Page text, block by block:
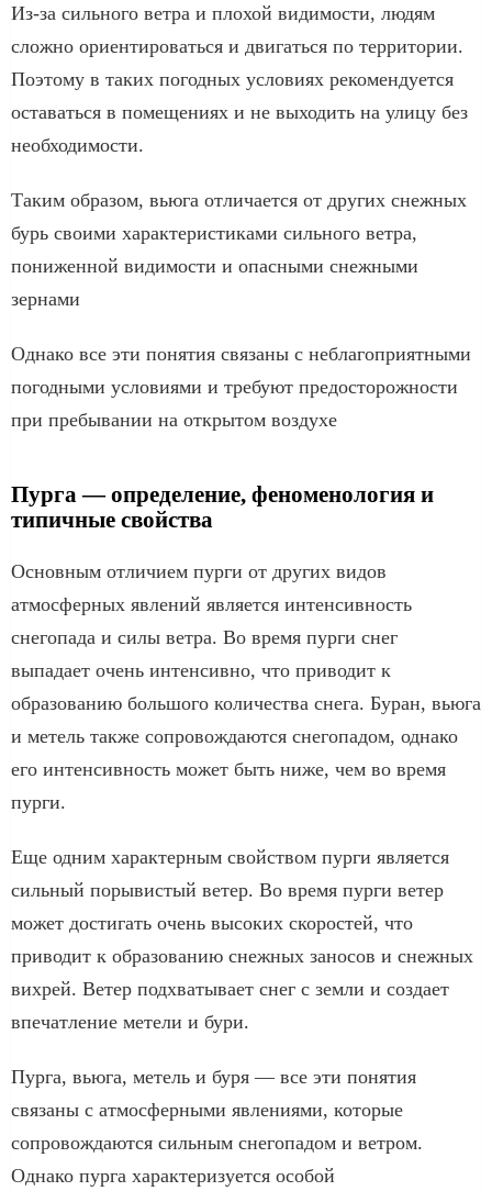
Из-за сильного ветра и плохой видимости, людям
сложно ориентироваться и двигаться по территории.
Поэтому в таких погодных условиях рекомендуется
оставаться в помещениях и не выходить на улицу без
необходимости.
Таким образом, вьюга отличается от других снежных
бурь своими характеристиками сильного ветра,
пониженной видимости и опасными снежными
зернами
Однако все эти понятия связаны с неблагоприятными
погодными условиями и требуют предосторожности
при пребывании на открытом воздухе
Пурга — определение, феноменология и
типичные свойства
Основным отличием пурги от других видов
атмосферных явлений является интенсивность
снегопада и силы ветра. Во время пурги снег
выпадает очень интенсивно, что приводит к
образованию большого количества снега. Буран, вьюга
и метель также сопровождаются снегопадом, однако
его интенсивность может быть ниже, чем во время
пурги.
Еще одним характерным свойством пурги является
сильный порывистый ветер. Во время пурги ветер
может достигать очень высоких скоростей, что
приводит к образованию снежных заносов и снежных
вихрей. Ветер подхватывает снег с земли и создает
впечатление метели и бури.
Пурга, вьюга, метель и буря — все эти понятия
связаны с атмосферными явлениями, которые
сопровождаются сильным снегопадом и ветром.
Однако пурга характеризуется особой